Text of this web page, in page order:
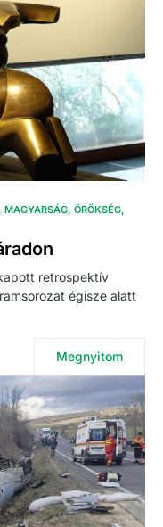
MAGYARSÁG ÖRÖKSÉG
retrospektív
égisze alatt
Megnyitom